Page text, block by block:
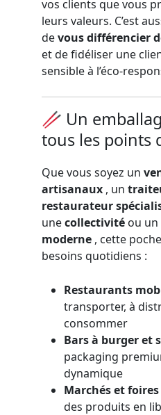
vos clients que vous
leurs valeurs. C’est
devous différencier
et de fidéliser une
sensible à l’éco-
🥢 Un
tous les points
Que vous soyez un
artisanaux , un
restaurateur
unecollectivité ou un
moderne , cette
besoins quotidiens :
Restaurants
transporter, à
consommer
Bars à burger et
packaging
dynamique
Marchés et foires
des produits en